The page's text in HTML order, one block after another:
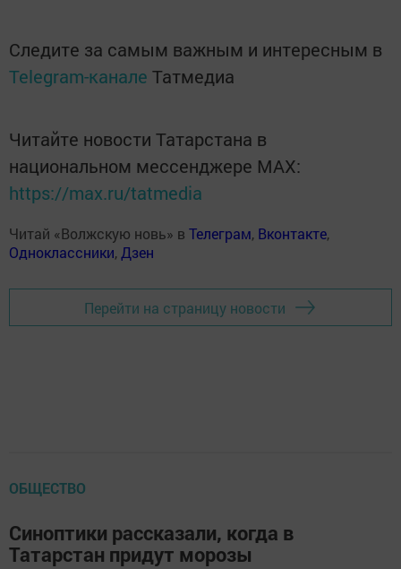
Следите за самым важным и интересным в
Telegram-канале Татмедиа
Читайте новости Татарстана в
национальном мессенджере MАХ:
https://max.ru/tatmedia
Читай «Волжскую новь» в Телеграм, Вконтакте,
Одноклассники, Дзен
Перейти на страницу новости
ОБЩЕСТВО
Синоптики рассказали, когда в
Татарстан придут морозы